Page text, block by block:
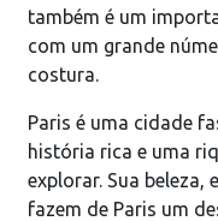
também é um
com um grande
costura.
Paris é uma cidade
história rica e uma
explorar. Sua beleza,
fazem de Paris um